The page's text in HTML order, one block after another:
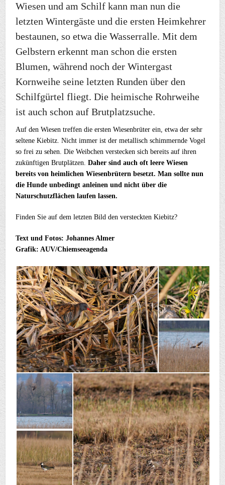
Wiesen und am Schilf kann man nun die
letzten Wintergäste und die ersten Heimkehrer
bestaunen, so etwa die Wasserralle. Mit dem
Gelbstern erkennt man schon die ersten
Blumen, während noch der Wintergast
Kornweihe seine letzten Runden über den
Schilfgürtel fliegt. Die heimische Rohrweihe
ist auch schon auf Brutplatzsuche.
Auf den Wiesen treffen die ersten Wiesenbrüter ein, etwa der sehr
seltene Kiebitz. Nicht immer ist der metallisch schimmernde Vogel
so frei zu sehen. Die Weibchen verstecken sich bereits auf ihren
zukünftigen Brutplätzen.Daher sind auch oft leere Wiesen
bereits von heimlichen Wiesenbrütern besetzt. Man sollte nun
die Hunde unbedingt anleinen und nicht über die
Naturschutzflächen laufen lassen.
Finden Sie auf dem letzten Bild den versteckten Kiebitz?
Text und Fotos: Johannes Almer
Grafik: AUV/Chiemseeagenda